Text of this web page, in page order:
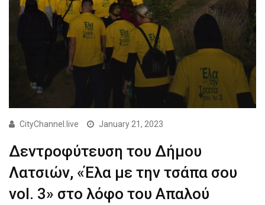
CityChannel.live January 21, 2023
Δεντροφύτευση του Δήμου
Λατσιών, «Έλα με την τσάπα σου
vol. 3» στο λόφο του Απαλού